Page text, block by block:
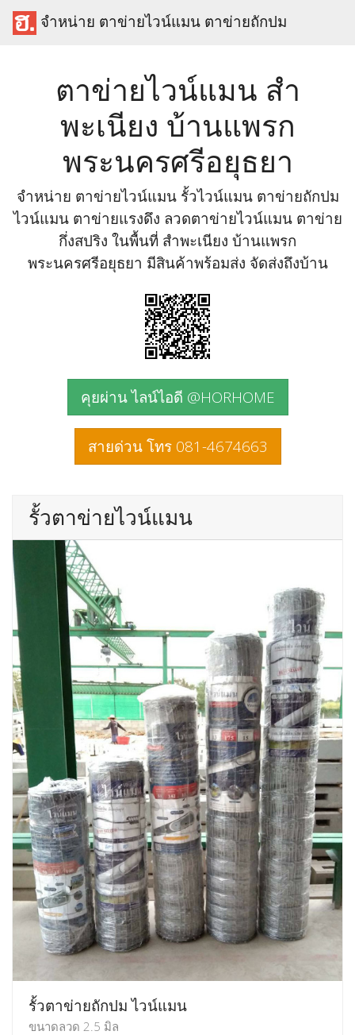
จำหน่าย ตาข่ายไวน์แมน ตาข่ายถักปม
ตาข่ายไวน์แมน สำ
พะเนียง บ้านแพรก
พระนครศรีอยุธยา
จำหน่าย ตาข่ายไวน์แมน รั้วไวน์แมน ตาข่ายถักปม
ไวน์แมน ตาข่ายแรงดึง ลวดตาข่ายไวน์แมน ตาข่าย
กึ่งสปริง ในพื้นที่ สำพะเนียง บ้านแพรก
พระนครศรีอยุธยา มีสินค้าพร้อมส่ง จัดส่งถึงบ้าน
คุยผ่าน ไลน์ไอดี @HORHOME
สายด่วน โทร 081-4674663
รั้วตาข่ายไวน์แมน
รั้วตาข่ายถักปม ไวน์แมน
ขนาดลวด 2.5 มิล